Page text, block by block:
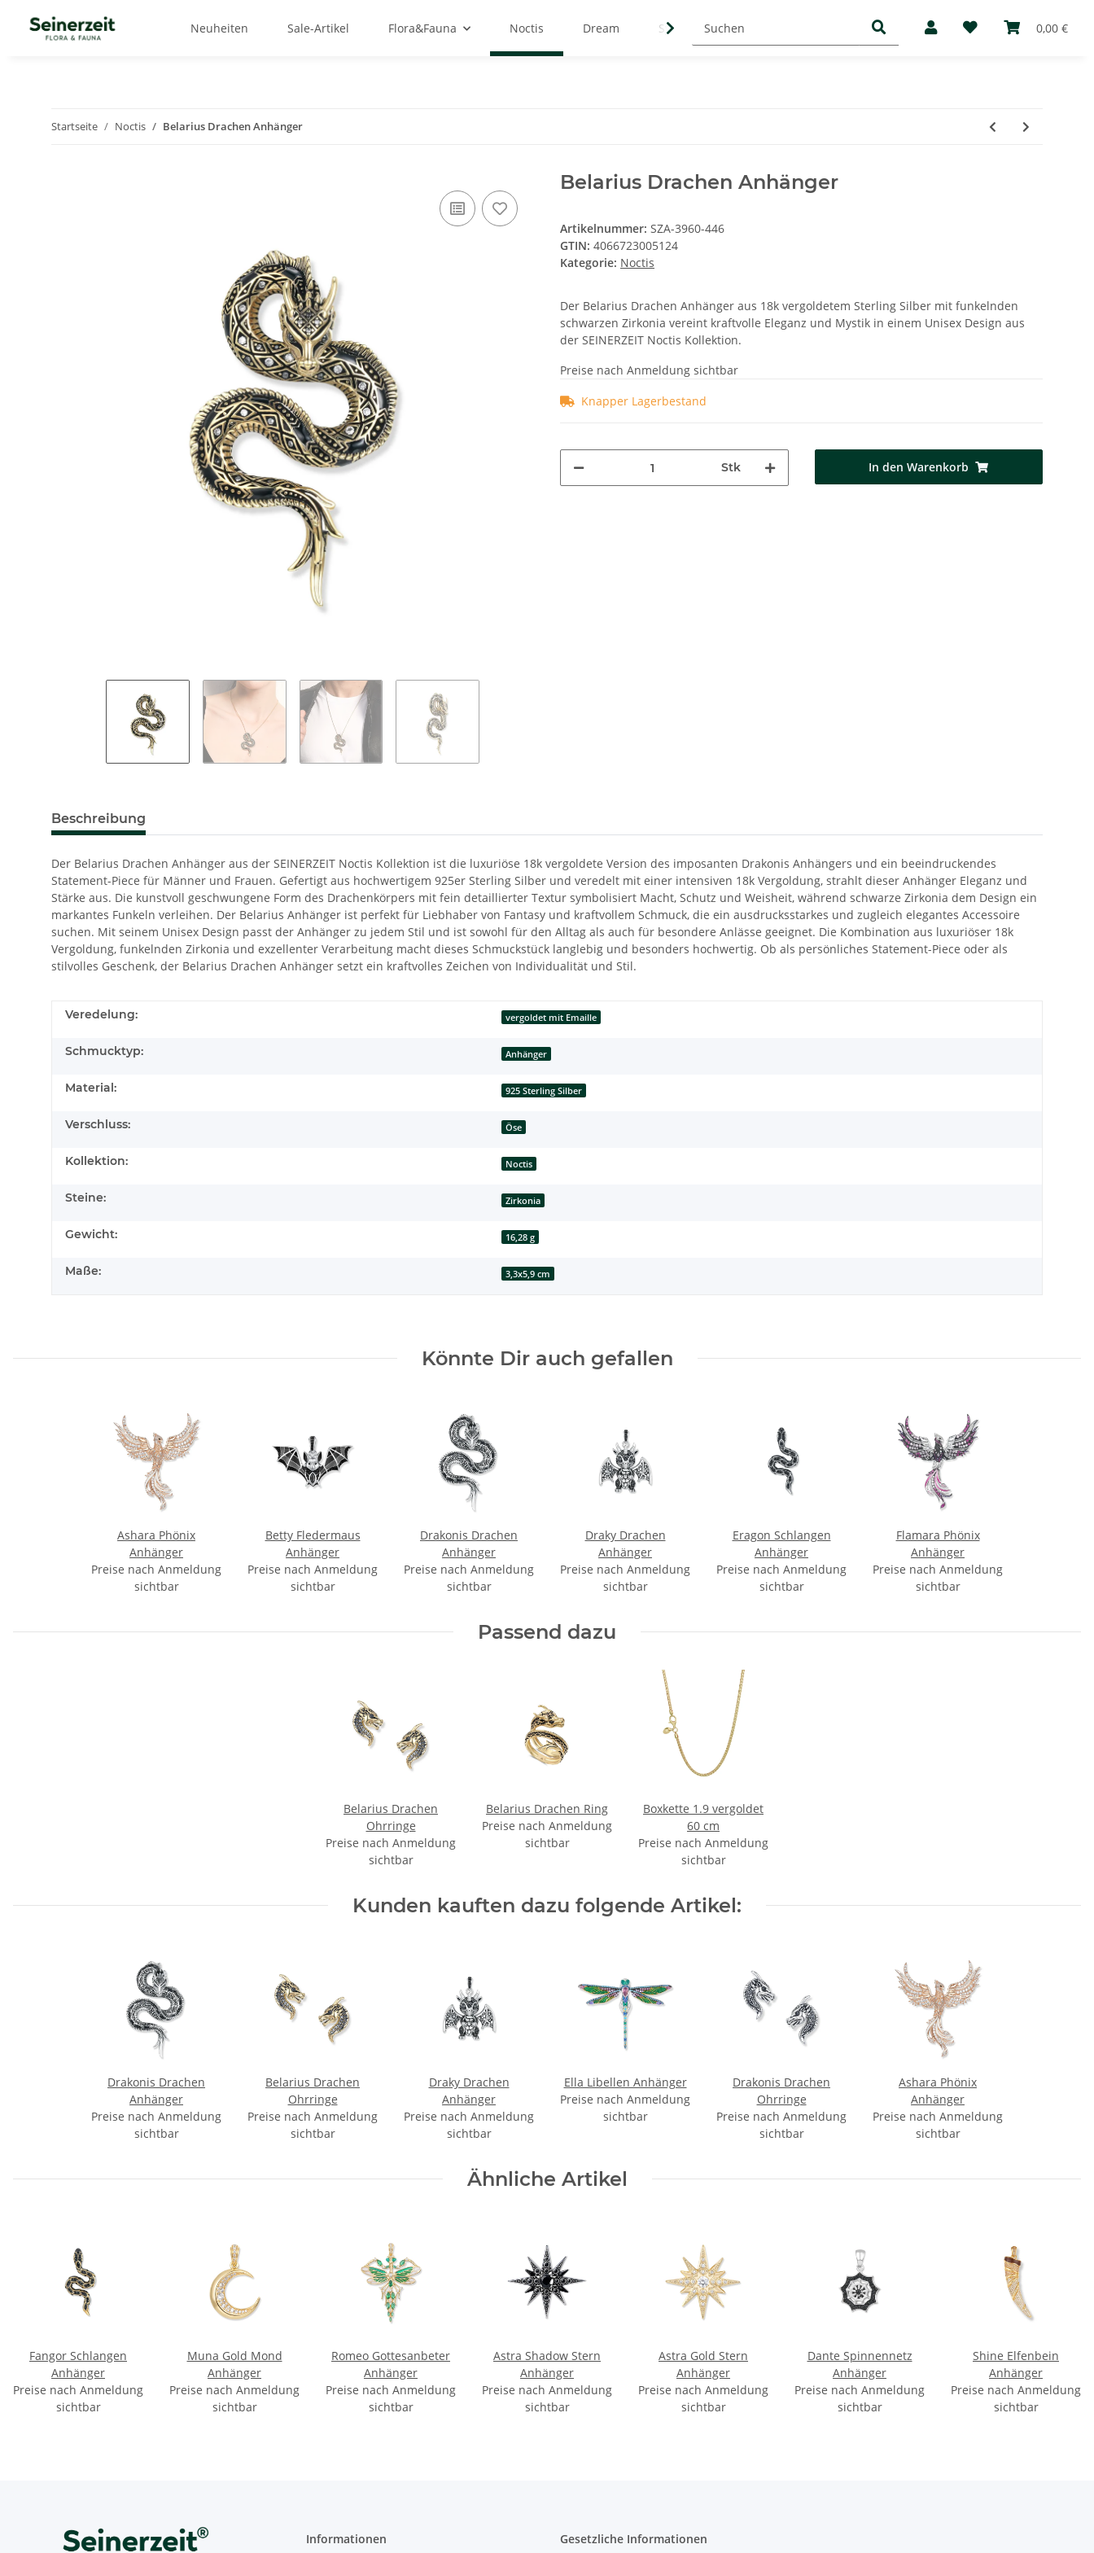
0,00 €
Neuheiten Sale-Artikel Flora&Fauna Noctis Dream Symbols Basic Mediathek Über uns
Startseite Noctis Belarius Drachen Anhänger
Belarius Drachen Anhänger
Artikelnummer: SZA-3960-446
GTIN: 4066723005124
Kategorie: Noctis
Der Belarius Drachen Anhänger aus 18k vergoldetem Sterling Silber mit funkelnden
schwarzen Zirkonia vereint kraftvolle Eleganz und Mystik in einem Unisex Design aus
der SEINERZEIT Noctis Kollektion.
Preise nach Anmeldung sichtbar
Knapper Lagerbestand
Stk In den Warenkorb
Beschreibung
Der Belarius Drachen Anhänger aus der SEINERZEIT Noctis Kollektion ist die luxuriöse 18k vergoldete Version des imposanten Drakonis Anhängers und ein beeindruckendes
Statement-Piece für Männer und Frauen. Gefertigt aus hochwertigem 925er Sterling Silber und veredelt mit einer intensiven 18k Vergoldung, strahlt dieser Anhänger Eleganz und
Stärke aus. Die kunstvoll geschwungene Form des Drachenkörpers mit fein detaillierter Textur symbolisiert Macht, Schutz und Weisheit, während schwarze Zirkonia dem Design ein
markantes Funkeln verleihen. Der Belarius Anhänger ist perfekt für Liebhaber von Fantasy und kraftvollem Schmuck, die ein ausdrucksstarkes und zugleich elegantes Accessoire
suchen. Mit seinem Unisex Design passt der Anhänger zu jedem Stil und ist sowohl für den Alltag als auch für besondere Anlässe geeignet. Die Kombination aus luxuriöser 18k
Vergoldung, funkelnden Zirkonia und exzellenter Verarbeitung macht dieses Schmuckstück langlebig und besonders hochwertig. Ob als persönliches Statement-Piece oder als
stilvolles Geschenk, der Belarius Drachen Anhänger setzt ein kraftvolles Zeichen von Individualität und Stil.
Veredelung: vergoldet mit Emaille
Schmucktyp: Anhänger
Material: 925 Sterling Silber
Verschluss: Öse
Kollektion: Noctis
Steine: Zirkonia
Gewicht: 16,28 g
Maße: 3,3x5,9 cm
Könnte Dir auch gefallen
Ashara Phönix
Anhänger
Preise nach Anmeldung
sichtbar
Betty Fledermaus
Anhänger
Preise nach Anmeldung
sichtbar
Drakonis Drachen
Anhänger
Preise nach Anmeldung
sichtbar
Draky Drachen
Anhänger
Preise nach Anmeldung
sichtbar
Eragon Schlangen
Anhänger
Preise nach Anmeldung
sichtbar
Flamara Phönix
Anhänger
Preise nach Anmeldung
sichtbar
Passend dazu
Belarius Drachen
Ohrringe
Preise nach Anmeldung
sichtbar
Belarius Drachen Ring
Preise nach Anmeldung
sichtbar
Boxkette 1.9 vergoldet
60 cm
Preise nach Anmeldung
sichtbar
Kunden kauften dazu folgende Artikel:
Drakonis Drachen
Anhänger
Preise nach Anmeldung
sichtbar
Belarius Drachen
Ohrringe
Preise nach Anmeldung
sichtbar
Draky Drachen
Anhänger
Preise nach Anmeldung
sichtbar
Ella Libellen Anhänger
Preise nach Anmeldung
sichtbar
Drakonis Drachen
Ohrringe
Preise nach Anmeldung
sichtbar
Ashara Phönix
Anhänger
Preise nach Anmeldung
sichtbar
Ähnliche Artikel
Fangor Schlangen
Anhänger
Preise nach Anmeldung
sichtbar
Muna Gold Mond
Anhänger
Preise nach Anmeldung
sichtbar
Romeo Gottesanbeter
Anhänger
Preise nach Anmeldung
sichtbar
Astra Shadow Stern
Anhänger
Preise nach Anmeldung
sichtbar
Astra Gold Stern
Anhänger
Preise nach Anmeldung
sichtbar
Dante Spinnennetz
Anhänger
Preise nach Anmeldung
sichtbar
Shine Elfenbein
Anhänger
Preise nach Anmeldung
sichtbar
Informationen Gesetzliche Informationen